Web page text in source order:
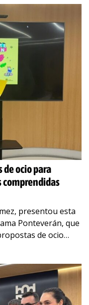
de ocio para
comprendidas
presentou esta
Ponteverán, que
de ocio